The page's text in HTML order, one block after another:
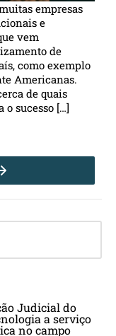
empresas
e
vem
de
como exemplo
Americanas.
de quais
o sucesso […]
Judicial do
a serviço
no campo